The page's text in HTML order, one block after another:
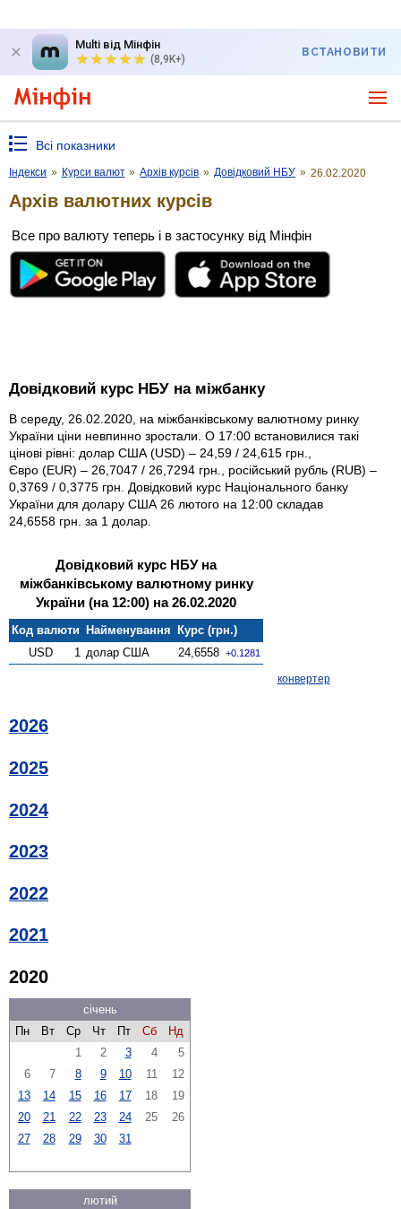
Multi від Мінфін
(8,9K+)
ВСТАНОВИТИ
Всі показники
Індекси » Курси валют » Архів курсів » Довідковий НБУ » 26.02.2020
Архів валютних курсів
Все про валюту теперь і в застосунку від Мінфін
Довідковий курс НБУ на міжбанку
В середу, 26.02.2020, на міжбанківському валютному ринку
України ціни невпинно зростали. О 17:00 встановилися такі
цінові рівні: долар США (USD) – 24,59 / 24,615 грн.,
Євро (EUR) – 26,7047 / 26,7294 грн., російський рубль (RUB) –
0,3769 / 0,3775 грн. Довідковий курс Національного банку
України для долару США 26 лютого на 12:00 складав
24,6558 грн. за 1 долар.
Довідковий курс НБУ на
міжбанківському валютному ринку
України (на 12:00) на 26.02.2020
Код валюти Найменування
Курс (грн.)
USD
1 долар США 24,6558 +0.1281
конвертер
2026
2025
2024
2023
2022
2021
2020
січень
Пн
Вт Ср Чт Пт Сб
Нд
1
2 3 4
5
6
7 8 9 10 11
12
13
14 15 16 17 18
19
20
21 22 23 24 25
26
27
28 29 30 31
лютий